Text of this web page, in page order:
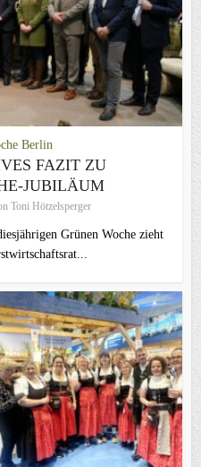
Berlin
FAZIT ZU
JUBILÄUM
Toni Hötzelsperger
Grünen Woche zieht